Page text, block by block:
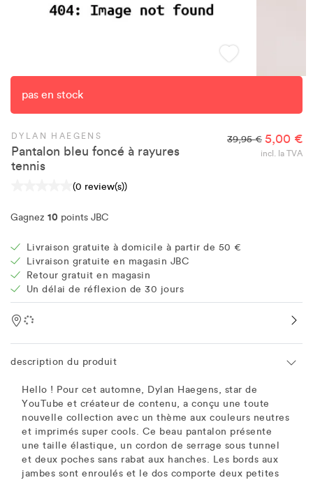
pas en stock
DYLAN HAEGENS
Pantalon bleu foncé à rayures
tennis
(0 review(s))
39,95 € 5,00 €
incl. la TVA
Gagnez 10 points JBC
Livraison gratuite à domicile à partir de 50 €
Livraison gratuite en magasin JBC
Retour gratuit en magasin
Un délai de réflexion de 30 jours
Location
description du produit
Hello ! Pour cet automne, Dylan Haegens, star de
YouTube et créateur de contenu, a conçu une toute
nouvelle collection avec un thème aux couleurs neutres
et imprimés super cools. Ce beau pantalon présente
une taille élastique, un cordon de serrage sous tunnel
et deux poches sans rabat aux hanches. Les bords aux
jambes sont enroulés et le dos comporte deux petites